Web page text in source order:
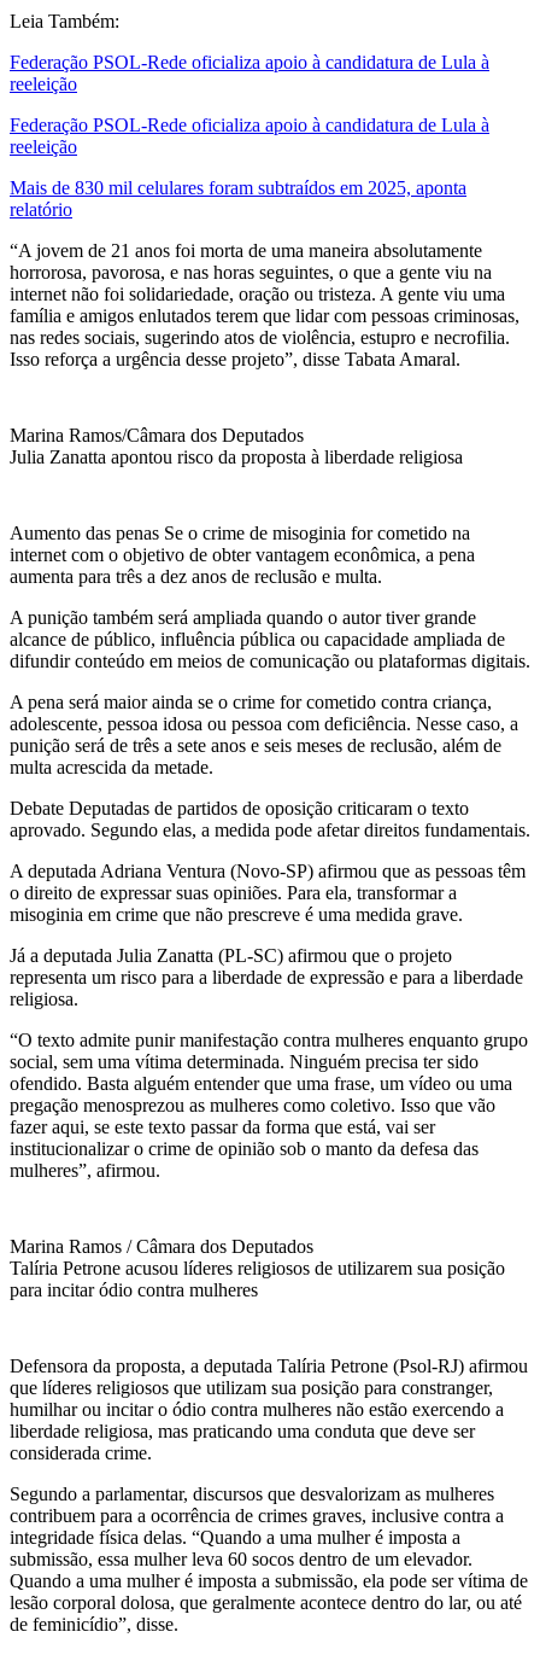
Leia Também:
Federação PSOL-Rede oficializa apoio à candidatura de Lula à
reeleição
Federação PSOL-Rede oficializa apoio à candidatura de Lula à
reeleição
Mais de 830 mil celulares foram subtraídos em 2025, aponta
relatório
“A jovem de 21 anos foi morta de uma maneira absolutamente
horrorosa, pavorosa, e nas horas seguintes, o que a gente viu na
internet não foi solidariedade, oração ou tristeza. A gente viu uma
família e amigos enlutados terem que lidar com pessoas criminosas,
nas redes sociais, sugerindo atos de violência, estupro e necrofilia.
Isso reforça a urgência desse projeto”, disse Tabata Amaral.
Marina Ramos/Câmara dos Deputados
Julia Zanatta apontou risco da proposta à liberdade religiosa
Aumento das penas Se o crime de misoginia for cometido na
internet com o objetivo de obter vantagem econômica, a pena
aumenta para três a dez anos de reclusão e multa.
A punição também será ampliada quando o autor tiver grande
alcance de público, influência pública ou capacidade ampliada de
difundir conteúdo em meios de comunicação ou plataformas digitais.
A pena será maior ainda se o crime for cometido contra criança,
adolescente, pessoa idosa ou pessoa com deficiência. Nesse caso, a
punição será de três a sete anos e seis meses de reclusão, além de
multa acrescida da metade.
Debate Deputadas de partidos de oposição criticaram o texto
aprovado. Segundo elas, a medida pode afetar direitos fundamentais.
A deputada Adriana Ventura (Novo-SP) afirmou que as pessoas têm
o direito de expressar suas opiniões. Para ela, transformar a
misoginia em crime que não prescreve é uma medida grave.
Já a deputada Julia Zanatta (PL-SC) afirmou que o projeto
representa um risco para a liberdade de expressão e para a liberdade
religiosa.
“O texto admite punir manifestação contra mulheres enquanto grupo
social, sem uma vítima determinada. Ninguém precisa ter sido
ofendido. Basta alguém entender que uma frase, um vídeo ou uma
pregação menosprezou as mulheres como coletivo. Isso que vão
fazer aqui, se este texto passar da forma que está, vai ser
institucionalizar o crime de opinião sob o manto da defesa das
mulheres”, afirmou.
Marina Ramos / Câmara dos Deputados
Talíria Petrone acusou líderes religiosos de utilizarem sua posição
para incitar ódio contra mulheres
Defensora da proposta, a deputada Talíria Petrone (Psol-RJ) afirmou
que líderes religiosos que utilizam sua posição para constranger,
humilhar ou incitar o ódio contra mulheres não estão exercendo a
liberdade religiosa, mas praticando uma conduta que deve ser
considerada crime.
Segundo a parlamentar, discursos que desvalorizam as mulheres
contribuem para a ocorrência de crimes graves, inclusive contra a
integridade física delas. “Quando a uma mulher é imposta a
submissão, essa mulher leva 60 socos dentro de um elevador.
Quando a uma mulher é imposta a submissão, ela pode ser vítima de
lesão corporal dolosa, que geralmente acontece dentro do lar, ou até
de feminicídio”, disse.